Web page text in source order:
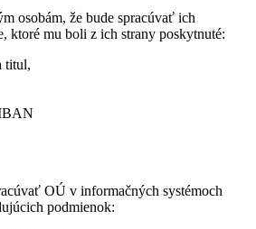
osobám, že bude spracúvať ich
ktoré mu boli z ich strany poskytnuté:
titul,
OÚ v informačných systémoch
podmienok: